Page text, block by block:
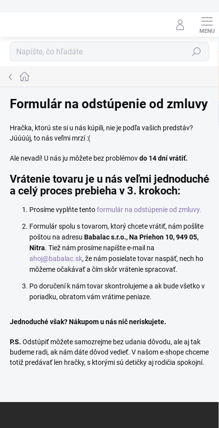
Hľadať
Domov
Formulár na odstúpenie od zmluvy
Hračka, ktorú ste si u nás kúpili, nie je podľa vašich predstáv?
Júúúúj, to nás veľmi mrzí :(
Ale nevadí! U nás ju môžete bez problémovdo 14 dní vrátiť.
Vrátenie tovaru je u nás veľmi jednoduché
a celý proces prebieha v 3. krokoch:
Prosíme vyplňte tentoformulár na odstúpenie od zmluvy.
Formulár spolu s tovarom, ktorý chcete vrátiť, nám pošlite
poštou na adresu Babalac s.r.o., Na Priehon 10, 949 05,
Nitra. Tiež nám prosíme napíšte e-mail na
ahoj@babalac.sk, že nám posielate tovar naspäť, nech ho
môžeme očakávať a čím skôr vrátenie spracovať.
Po doručení k nám tovar skontrolujeme a ak bude všetko v
poriadku, obratom vám vrátime peniaze.
Jednoduché však?Nákupom u nás nič neriskujete.
P.S. Odstúpiť môžete samozrejme bez udania dôvodu, ale aj tak
budeme radi, ak nám dáte dôvod vedieť. V našom e-shope chceme
totiž predávať len hračky, s ktorými sú detičky aj rodičia spokojní.